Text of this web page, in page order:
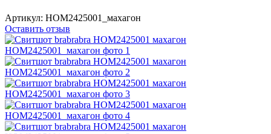
Артикул: HOM2425001_махагон
Оставить отзыв